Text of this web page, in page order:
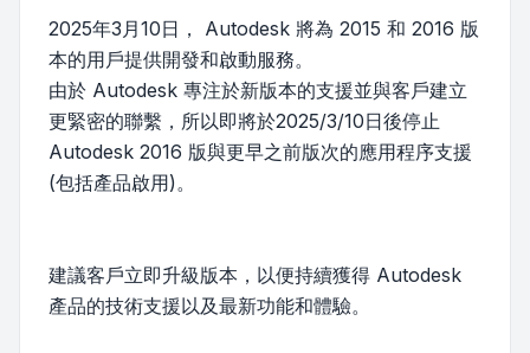
2025年3月10日， Autodesk 將為 2015 和 2016 版
本的用戶提供開發和啟動服務。
由於 Autodesk 專注於新版本的支援並與客戶建立
更緊密的聯繫，所以即將於2025/3/10日後停止
Autodesk 2016 版與更早之前版次的應用程序支援
(包括產品啟用)。
建議客戶立即升級版本，以便持續獲得 Autodesk
產品的技術支援以及最新功能和體驗。